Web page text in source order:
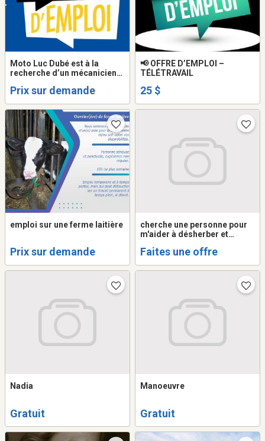
Moto Luc Dubé est à la
recherche d’un mécanicien
Prix sur demande
📢 OFFRE D’EMPLOI –
TÉLÉTRAVAIL
25 $
emploi sur une ferme laitière
Prix sur demande
cherche une personne pour
m'aider à désherber et
Faites une offre
Nadia
Gratuit
Manoeuvre
Gratuit